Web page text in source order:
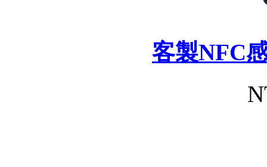
客製NFC